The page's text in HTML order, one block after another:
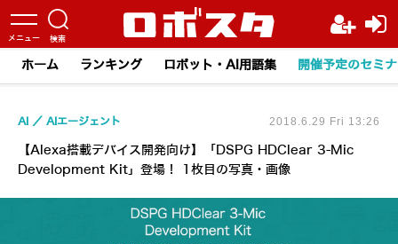
ホーム ランキング ロボット・AI用語集 開催予定のセミ
【Alexa搭載デバイス開発向け】「DSPG HDClear 3-Mic
Development Kit」登場！ 1枚目の写真・画像
AI AIエージェント 2018.6.29 Fri 13:26